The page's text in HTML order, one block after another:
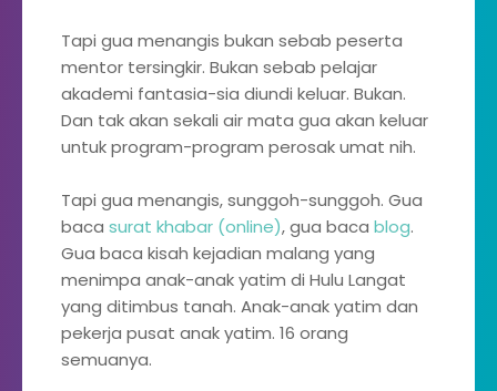
Tapi gua menangis bukan sebab peserta
mentor tersingkir. Bukan sebab pelajar
akademi fantasia-sia diundi keluar. Bukan.
Dan tak akan sekali air mata gua akan keluar
untuk program-program perosak umat nih.
Tapi gua menangis, sunggoh-sunggoh. Gua
baca surat khabar (online), gua baca blog.
Gua baca kisah kejadian malang yang
menimpa anak-anak yatim di Hulu Langat
yang ditimbus tanah. Anak-anak yatim dan
pekerja pusat anak yatim. 16 orang
semuanya.